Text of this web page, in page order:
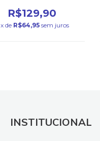
R$129,90
x de R$64,95 sem juros
INSTITUCIONAL